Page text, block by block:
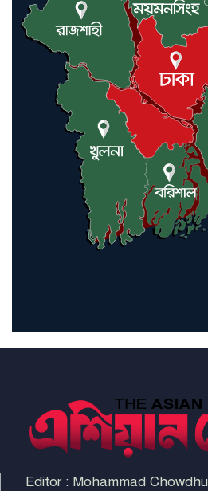
এবার চীনের
ট্রাম্প
ইরানে
ট্রাম্পকে
ইরাকসহ
ইরানপন্থি
হরমুজ
না করলে
Editor : Mohammad